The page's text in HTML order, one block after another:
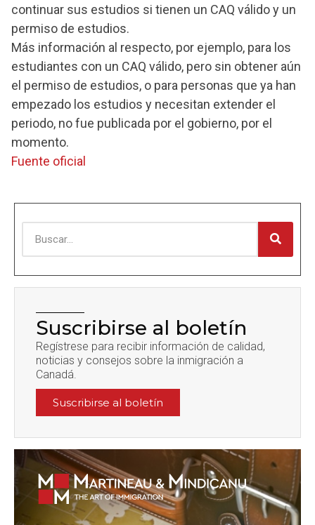
continuar sus estudios si tienen un CAQ válido y un
permiso de estudios.
Más información al respecto, por ejemplo, para los
estudiantes con un CAQ válido, pero sin obtener aún
el permiso de estudios, o para personas que ya han
empezado los estudios y necesitan extender el
periodo, no fue publicada por el gobierno, por el
momento.
Fuente oficial
Suscribirse al boletín
Regístrese para recibir información de calidad,
noticias y consejos sobre la inmigración a
Canadá.
Suscribirse al boletín